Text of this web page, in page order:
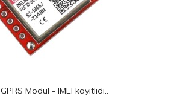
Modül - IMEI kayıtlıdı..